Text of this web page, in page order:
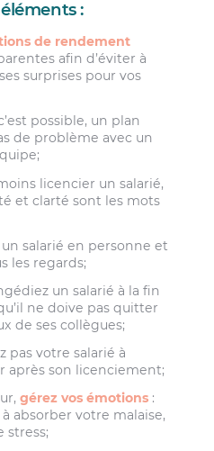
:
de rendement
afin d’éviter à
surprises pour vos
possible, un plan
de problème avec un
licencier un salarié,
et clarté sont les mots
salarié en personne et
les regards;
un salarié à la fin
ne doive pas quitter
de ses collègues;
pas votre salarié à
après son licenciement;
gérez vos émotions :
à absorber votre malaise,
stress;